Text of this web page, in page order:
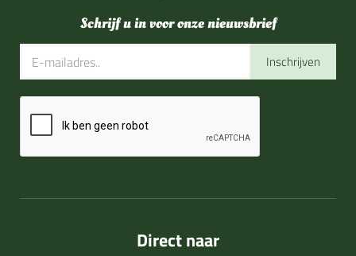
Schrijf u in voor onze nieuwsbrief
Inschrijven
Direct naar